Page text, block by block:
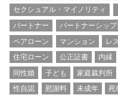
セクシュアル・マイノリティ
パートナー
パートナーシッ
ペアローン
マンション レ
住宅ローン
公正証書 内縁
同性婚
子ども 家庭裁判所
性自認
慰謝料 未成年 死